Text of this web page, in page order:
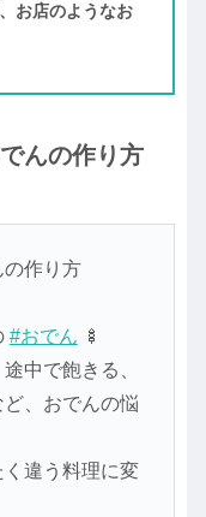
お店のようなお
んの作り方
の作り方
#おでん 🍢
中で飽きる、
、おでんの悩
違う料理に変